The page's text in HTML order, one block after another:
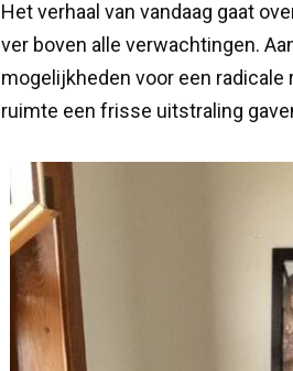
Het verhaal van vandaag gaat
ver boven alle verwachtingen.
mogelijkheden voor een radicale
ruimte een frisse uitstraling